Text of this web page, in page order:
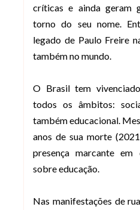
críticas e ainda geram
torno do seu nome.
legado de Paulo Freire
também no mundo.
O Brasil tem
todos os âmbitos:
também educacional.
anos de sua morte
presença marcante em
sobre educação.
Nas manifestações de